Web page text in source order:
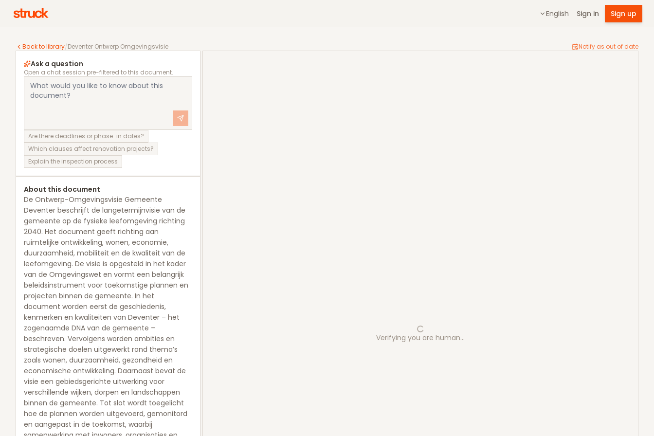
English Sign in Sign up
Back to library/Deventer Ontwerp Omgevingsvisie Notify as out of date
Deventer Ontwerp Omgevingsvisie
Ask a question
Open a chat session pre-filtered to this document.
Are there deadlines or phase-in dates?
Which clauses affect renovation projects?
Explain the inspection process
About this document
De Ontwerp-Omgevingsvisie Gemeente
Deventer beschrijft de langetermijnvisie van de
gemeente op de fysieke leefomgeving richting
2040. Het document geeft richting aan
ruimtelijke ontwikkeling, wonen, economie,
duurzaamheid, mobiliteit en de kwaliteit van de
leefomgeving. De visie is opgesteld in het kader
van de Omgevingswet en vormt een belangrijk
beleidsinstrument voor toekomstige plannen en
projecten binnen de gemeente. In het
document worden eerst de geschiedenis,
kenmerken en kwaliteiten van Deventer – het
zogenaamde DNA van de gemeente –
beschreven. Vervolgens worden ambities en
strategische doelen uitgewerkt rond thema’s
zoals wonen, duurzaamheid, gezondheid en
economische ontwikkeling. Daarnaast bevat de
visie een gebiedsgerichte uitwerking voor
verschillende wijken, dorpen en landschappen
binnen de gemeente. Tot slot wordt toegelicht
hoe de plannen worden uitgevoerd, gemonitord
en aangepast in de toekomst, waarbij
Verifying you are human…